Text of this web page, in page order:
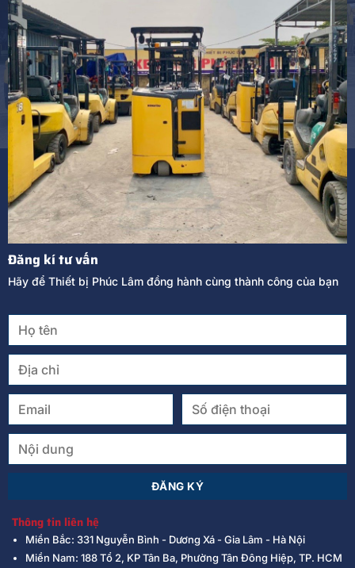
Đăng kí tư vấn
Hãy để Thiết bị Phúc Lâm đồng hành cùng thành công của bạn
Thông tin liên hệ
Miền Bắc: 331 Nguyễn Bình - Dương Xá - Gia Lâm - Hà Nội
Miền Nam: 188 Tổ 2, KP Tân Ba, Phường Tân Đông Hiệp, TP. HCM